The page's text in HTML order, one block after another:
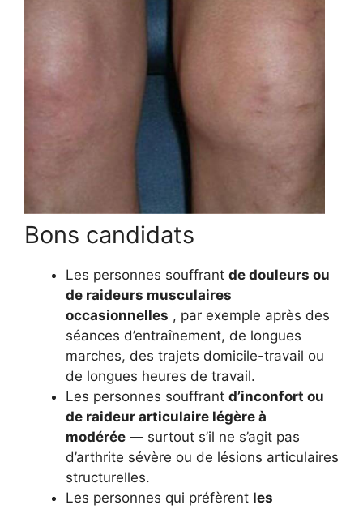
Bons candidats
Les personnes souffrant de douleurs ou
de raideurs musculaires
occasionnelles , par exemple après des
séances d’entraînement, de longues
marches, des trajets domicile-travail ou
de longues heures de travail.
Les personnes souffrant d’inconfort ou
de raideur articulaire légère à
modérée — surtout s’il ne s’agit pas
d’arthrite sévère ou de lésions articulaires
structurelles.
Les personnes qui préfèrent les